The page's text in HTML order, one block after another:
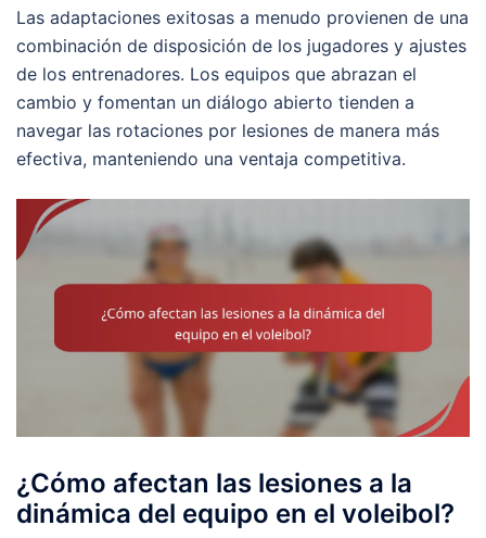
Las adaptaciones exitosas a menudo provienen de una
combinación de disposición de los jugadores y ajustes
de los entrenadores. Los equipos que abrazan el
cambio y fomentan un diálogo abierto tienden a
navegar las rotaciones por lesiones de manera más
efectiva, manteniendo una ventaja competitiva.
¿Cómo afectan las lesiones a la
dinámica del equipo en el voleibol?